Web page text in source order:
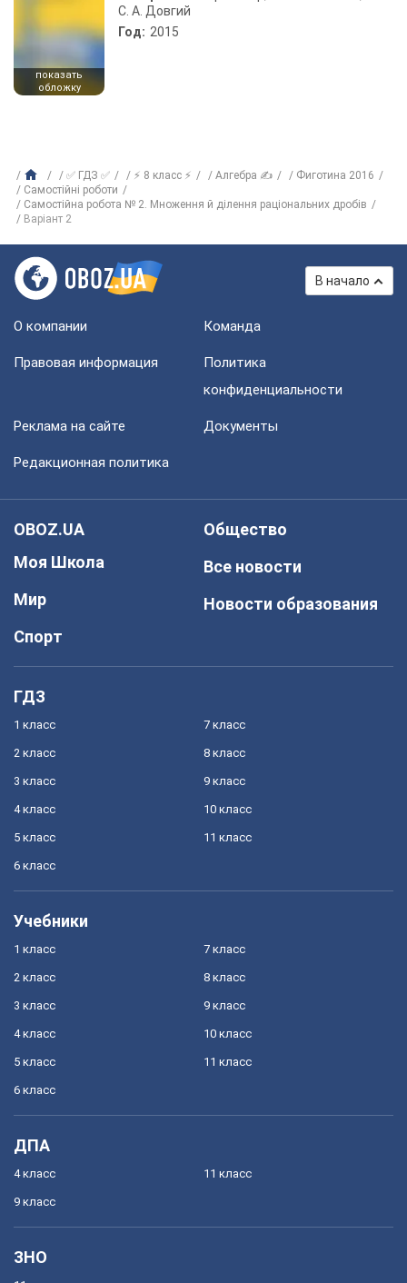
показать
обложку
С. А. Довгий
Год: 2015
✅ ГДЗ ✅ ⚡ 8 класс ⚡ Алгебра ✍
Фиготина 2016
Самостійні роботи
Самостійна робота № 2. Множення й ділення раціональних дробів
Варіант 2
В начало
О компании Команда
Правовая информация
Политика
конфиденциальности
Реклама на сайте Документы
Редакционная политика
OBOZ.UA
Моя Школа
Мир
Спорт
Общество
Все новости
Новости образования
ГДЗ
1 класс
2 класс
3 класс
4 класс
5 класс
6 класс
7 класс
8 класс
9 класс
10 класс
11 класс
Учебники
1 класс
2 класс
3 класс
4 класс
5 класс
6 класс
7 класс
8 класс
9 класс
10 класс
11 класс
ДПА
4 класс
9 класс
11 класс
ЗНО